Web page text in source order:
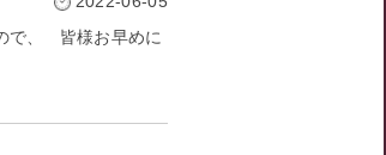
で、 皆様お早めに